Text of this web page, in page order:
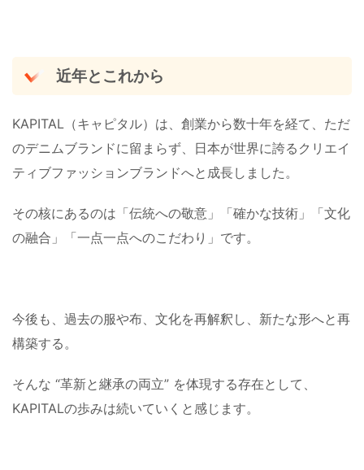
近年とこれから
KAPITAL（キャピタル）は、創業から数十年を経て、ただ
のデニムブランドに留まらず、日本が世界に誇るクリエイ
ティブファッションブランドへと成長しました。
その核にあるのは「伝統への敬意」「確かな技術」「文化
の融合」「一点一点へのこだわり」です。
今後も、過去の服や布、文化を再解釈し、新たな形へと再
構築する。
そんな “革新と継承の両立” を体現する存在として、
KAPITALの歩みは続いていくと感じます。